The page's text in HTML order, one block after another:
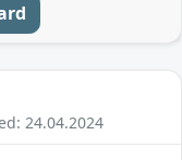
24.04.2024